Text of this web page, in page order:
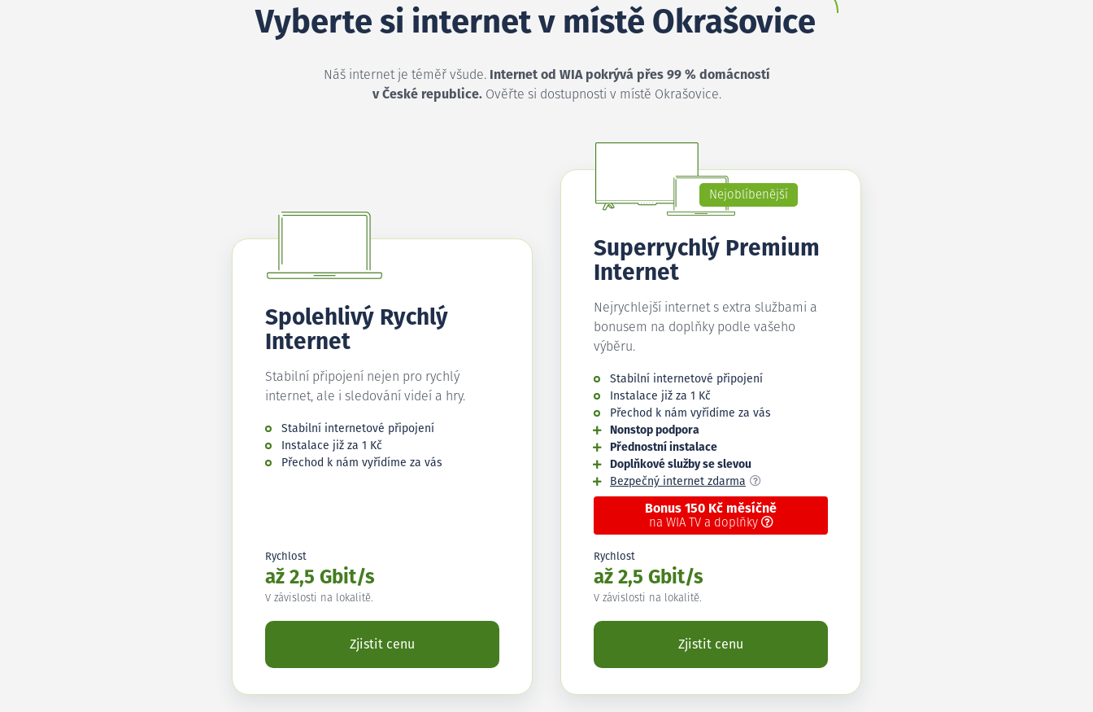
Vyberte si internet v místě Okrašovice
Náš internet je téměř všude.
Internet od WIA pokrývá přes 99 % domácností
v České republice.Ověřte si dostupnosti v místě Okrašovice.
Spolehlivý Rychlý
Internet
Stabilní připojení nejen pro rychlý
internet, ale i sledování videí a hry.
Stabilní internetové připojení
Instalace již za 1 Kč
Přechod k nám vyřídíme za vás
Rychlost
až 2,5 Gbit/s
V závislosti na lokalitě.
Zjistit cenu
Nejoblíbenější
Superrychlý Premium
Internet
Nejrychlejší internet s extra službami a
bonusem na doplňky podle vašeho
výběru.
Stabilní internetové připojení
Instalace již za 1 Kč
Přechod k nám vyřídíme za vás
Nonstop podpora
Přednostní instalace
Doplňkové služby se slevou
Bezpečný internet zdarma
Bonus 150 Kč měsíčně
na WIA TV a doplňky
Rychlost
až 2,5 Gbit/s
V závislosti na lokalitě.
Zjistit cenu